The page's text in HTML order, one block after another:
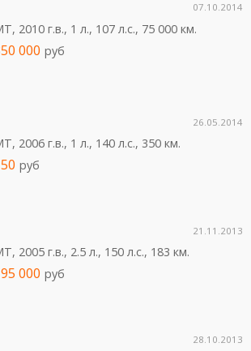
07.10.2014
2010 г.в., 1 л., 107 л.c., 75 000 км.
000 руб
26.05.2014
2006 г.в., 1 л., 140 л.c., 350 км.
руб
21.11.2013
2005 г.в., 2.5 л., 150 л.c., 183 км.
000 руб
28.10.2013